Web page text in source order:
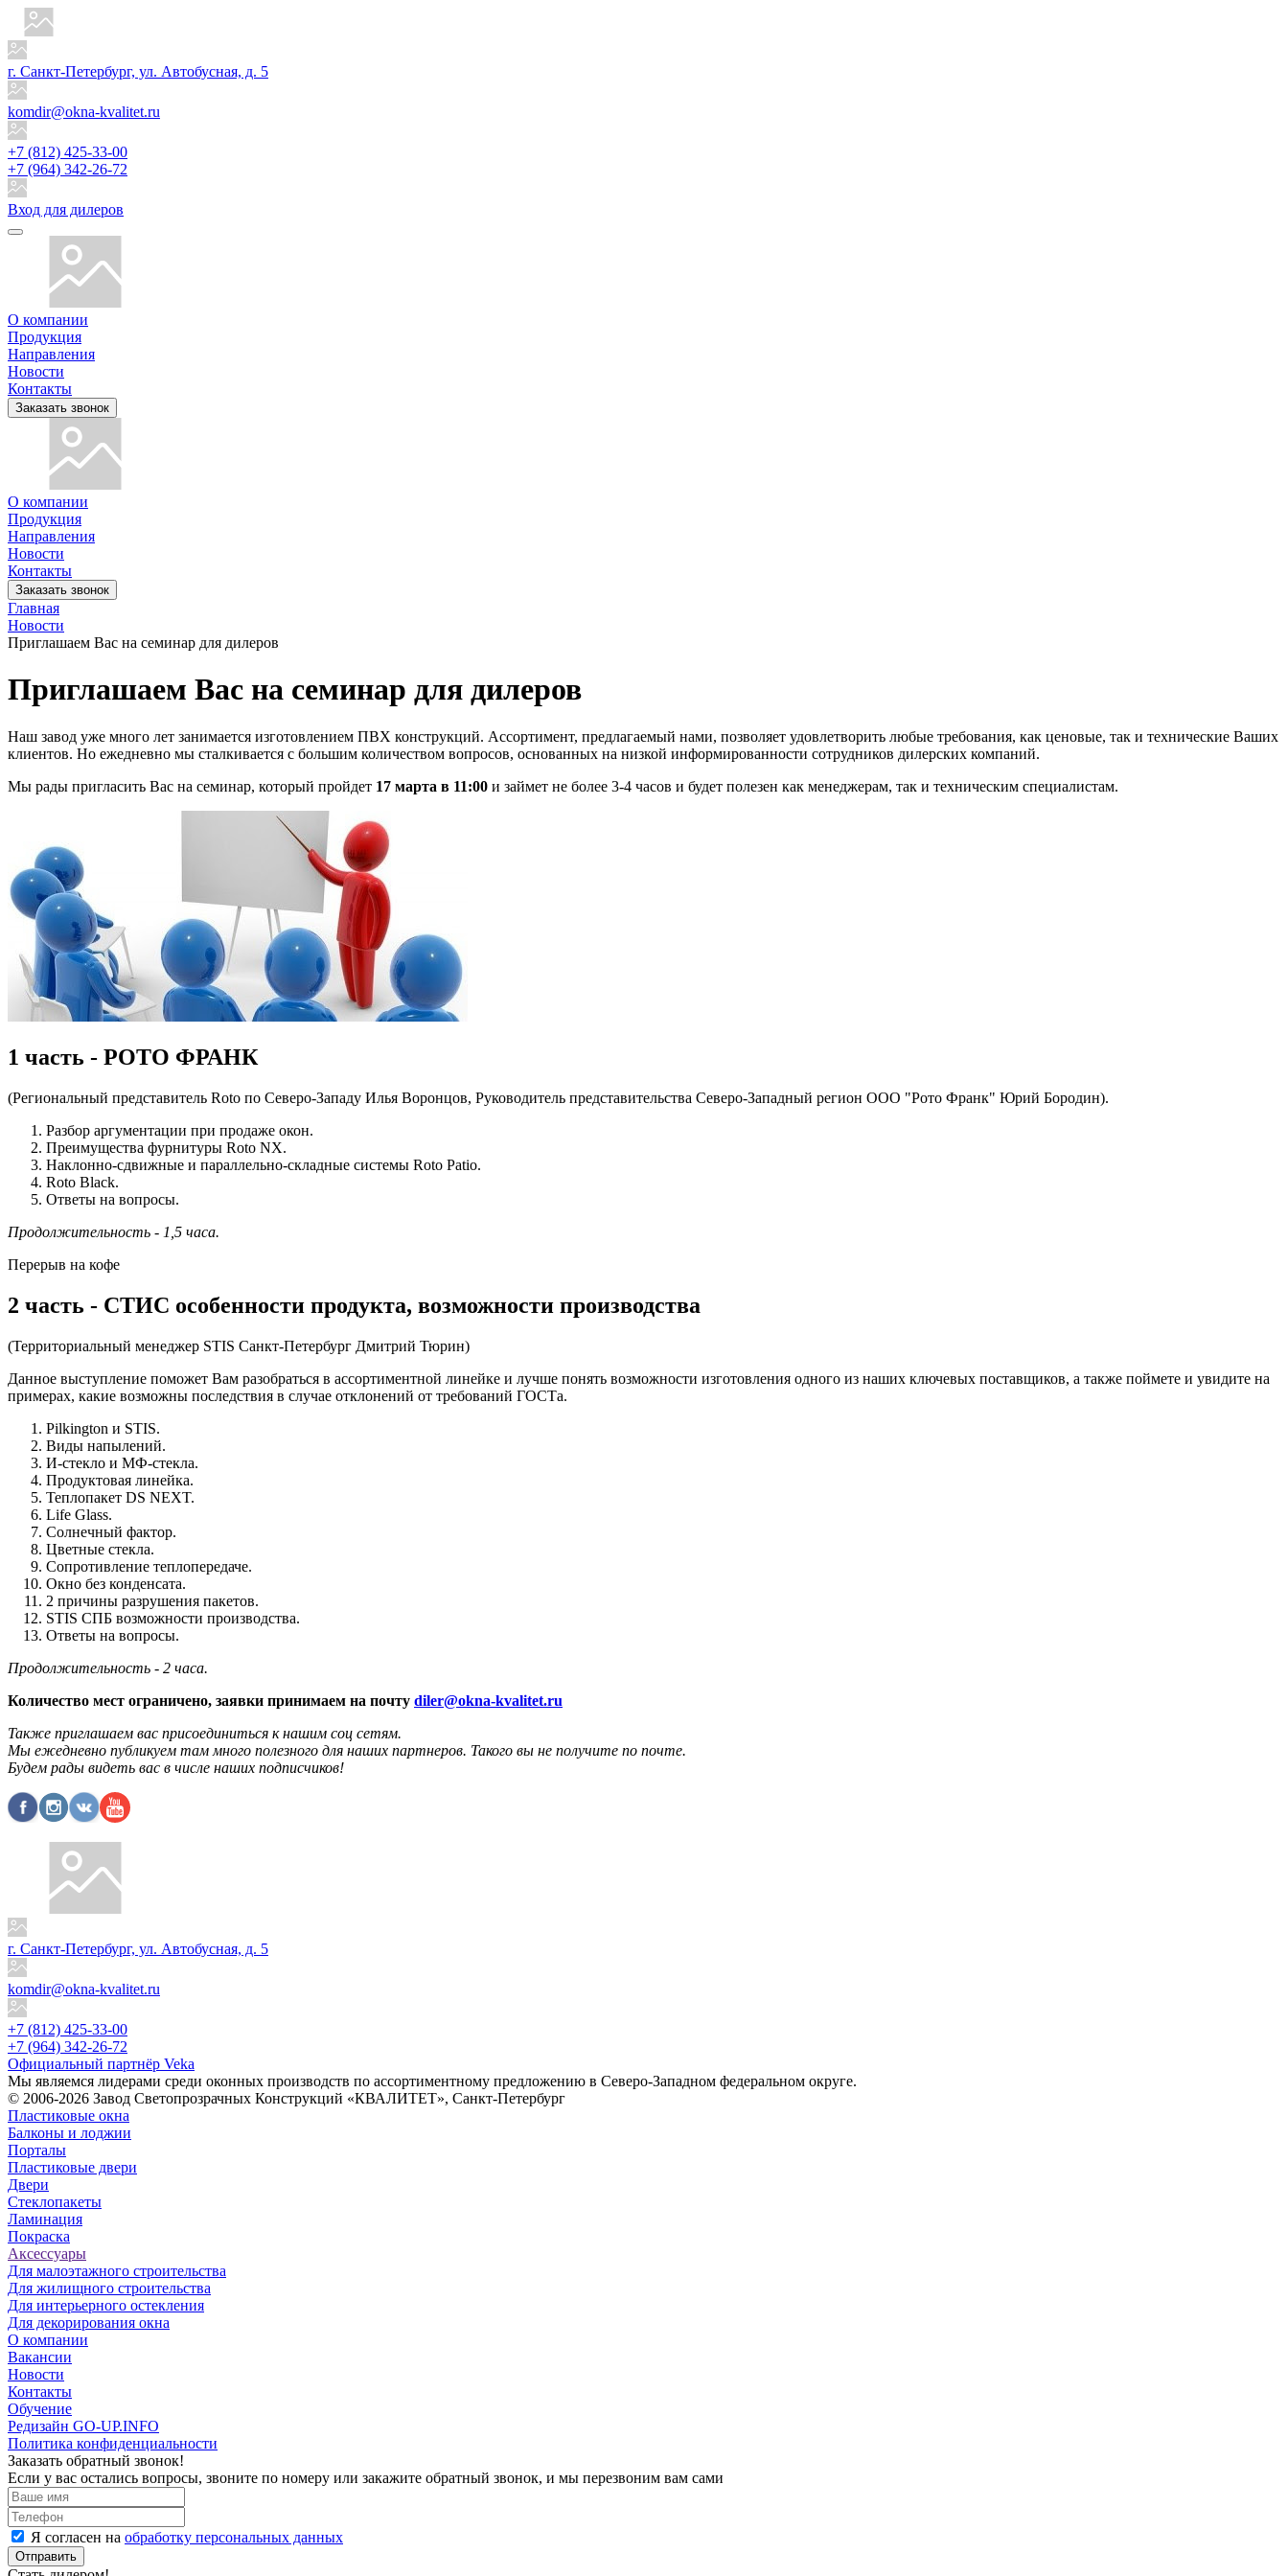
г. Санкт-Петербург, ул. Автобусная, д. 5
komdir@okna-kvalitet.ru
+7 (812) 425-33-00
+7 (964) 342-26-72
Вход для дилеров
О компании
Продукция
Направления
Новости
Контакты
Заказать звонок
О компании
Продукция
Направления
Новости
Контакты
Заказать звонок
Главная
Новости
Приглашаем Вас на семинар для дилеров
Приглашаем Вас на семинар для дилеров
Наш завод уже много лет занимается изготовлением ПВХ конструкций. Ассортимент, предлагаемый нами, позволяет удовлетворить любые требования, как ценовые, так и технические Ваших
клиентов. Но ежедневно мы сталкивается с большим количеством вопросов, основанных на низкой информированности сотрудников дилерских компаний.
Мы рады пригласить Вас на семинар, который пройдет 17 марта в 11:00 и займет не более 3-4 часов и будет полезен как менеджерам, так и техническим специалистам.
1 часть - РОТО ФРАНК
(Региональный представитель Roto по Северо-Западу Илья Воронцов, Руководитель представительства Северо-Западный регион ООО "Рото Франк" Юрий Бородин).
Разбор аргументации при продаже окон.
Преимущества фурнитуры Roto NX.
Наклонно-сдвижные и параллельно-складные системы Roto Patio.
Roto Black.
Ответы на вопросы.
Продолжительность - 1,5 часа.
Перерыв на кофе
2 часть - СТИС особенности продукта, возможности производства
(Территориальный менеджер STIS Санкт-Петербург Дмитрий Тюрин)
Данное выступление поможет Вам разобраться в ассортиментной линейке и лучше понять возможности изготовления одного из наших ключевых поставщиков, а также поймете и увидите на
примерах, какие возможны последствия в случае отклонений от требований ГОСТа.
Pilkington и STIS.
Виды напылений.
И-стекло и МФ-стекла.
Продуктовая линейка.
Теплопакет DS NEXT.
Life Glass.
Солнечный фактор.
Цветные стекла.
Сопротивление теплопередаче.
Окно без конденсата.
2 причины разрушения пакетов.
STIS СПБ возможности производства.
Ответы на вопросы.
Продолжительность - 2 часа.
Количество мест ограничено, заявки принимаем на почту diler@okna-kvalitet.ru
Также приглашаем вас присоединиться к нашим соц сетям.
Мы ежедневно публикуем там много полезного для наших партнеров. Такого вы не получите по почте.
Будем рады видеть вас в числе наших подписчиков!
г. Санкт-Петербург, ул. Автобусная, д. 5
komdir@okna-kvalitet.ru
+7 (812) 425-33-00
+7 (964) 342-26-72
Официальный партнёр Veka
Мы являемся лидерами среди оконных производств по ассортиментному предложению в Северо-Западном федеральном округе.
© 2006-2026 Завод Светопрозрачных Конструкций «КВАЛИТЕТ», Санкт-Петербург
Пластиковые окна
Балконы и лоджии
Порталы
Пластиковые двери
Двери
Стеклопакеты
Ламинация
Покраска
Аксессуары
Для малоэтажного строительства
Для жилищного строительства
Для интерьерного остекления
Для декорирования окна
О компании
Вакансии
Новости
Контакты
Обучение
Редизайн GO-UP.INFO
Политика конфиденциальности
Заказать обратный звонок!
Если у вас остались вопросы, звоните по номеру или закажите обратный звонок, и мы перезвоним вам сами
Я согласен на обработку персональных данных
Отправить